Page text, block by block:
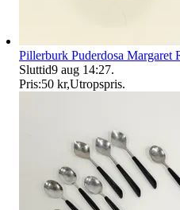
Pillerburk Puderdosa Margaret
Sluttid9 aug 14:27.
Pris:50 kr,Utropspris.